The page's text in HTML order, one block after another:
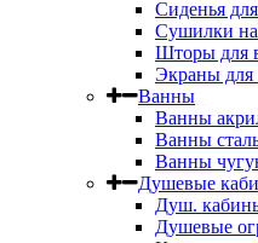
Сиденья
Сушилки
Шторы для
Экраны
Ванны
Ванны
Ванны
Ванны
Душевые
Душ.
Душевые